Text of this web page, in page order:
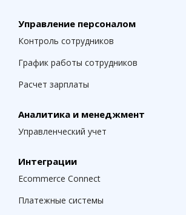
Управление персоналом
Контроль сотрудников
График работы сотрудников
Расчет зарплаты
Аналитика и менеджмент
Управленческий учет
Интеграции
Ecommerce Connect
Платежные системы